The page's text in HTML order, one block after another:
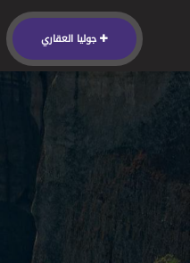
جوليا العقاري